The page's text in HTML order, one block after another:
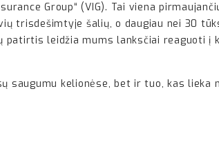
Group“ (VIG). Tai viena
trisdešimtyje šalių, o daugiau nei 30
leidžia mums lanksčiai reaguoti į
saugumu kelionėse, bet ir tuo, kas lieka